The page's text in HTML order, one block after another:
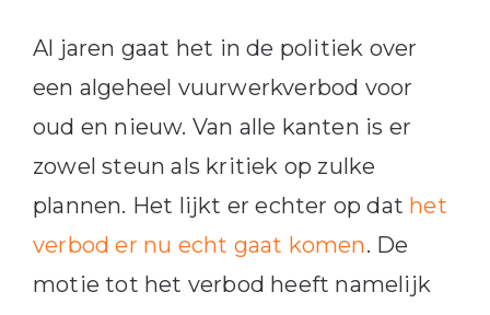
Al jaren gaat het in de politiek over
een algeheel vuurwerkverbod voor
oud en nieuw. Van alle kanten is er
zowel steun als kritiek op zulke
plannen. Het lijkt er echter op dat het
verbod er nu echt gaat komen. De
motie tot het verbod heeft namelijk